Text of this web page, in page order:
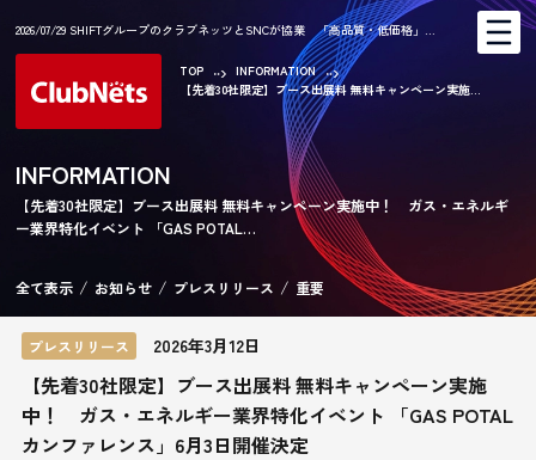
2026/07/29 SHIFTグループのクラブネッツとSNCが協業 「高品質・低価格」…
TOP
INFORMATION
【先着30社限定】ブース出展料 無料キャンペーン実施...
INFORMATION
【先着30社限定】ブース出展料 無料キャンペーン実施中！ ガス・エネルギ
ー業界特化イベント 「GAS POTAL…
全て表示 お知らせ プレスリリース 重要
プレスリリース 2026年3月12日
【先着30社限定】ブース出展料 無料キャンペーン実施
中！ ガス・エネルギー業界特化イベント 「GAS POTAL
カンファレンス」6月3日開催決定